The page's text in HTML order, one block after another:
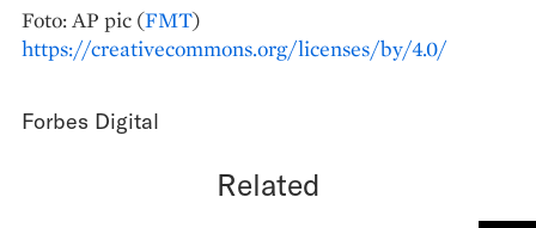
Foto: AP pic (FMT)
https://creativecommons.org/licenses/by/4.0/
Forbes Digital
Related